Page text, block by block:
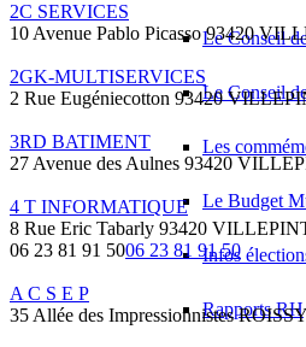
Le Conseil
Le Conseil
Les
Le Budget
Infos
Rapports RH
2C SERVICES
10 Avenue Pablo Picasso 93420
2GK-MULTISERVICES
2 Rue Eugéniecotton 93420
3RD BATIMENT
27 Avenue des Aulnes 93420
4 T INFORMATIQUE
8 Rue Eric Tabarly 93420
06 23 81 91 5006 23 81 91 50
A C S E P
35 Allée des Impressionnistes